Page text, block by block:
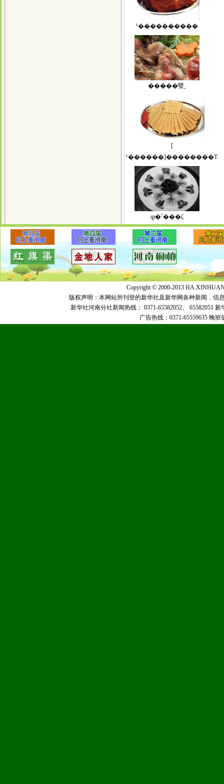
¹����������
�����㻨˿
[
¹������]��������Ƭ
ȹ�ߵ���ζ
Copyright © 2000-2013
版权声明：本网站所刊登的新华社及新华网各种新闻﹑信
新华社河南分社新闻热线： 0371-65582052、 65582051 新
广告热线： 0371-65559635 晚班